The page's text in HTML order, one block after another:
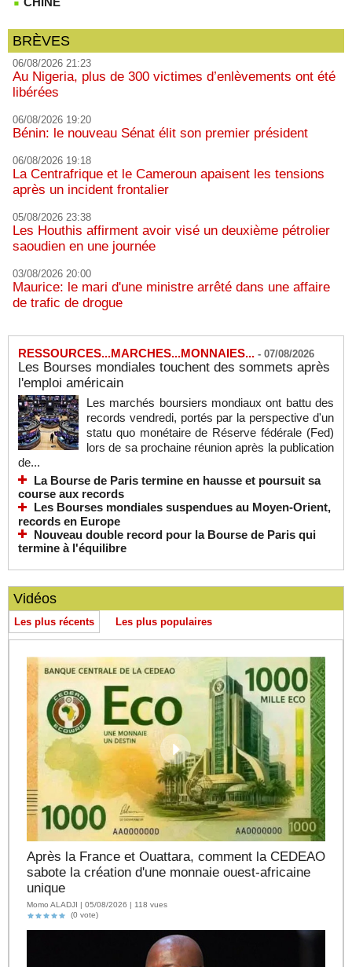
BRÈVES
06/08/2026 21:23
Au Nigeria, plus de 300 victimes d’enlèvements ont été
libérées
06/08/2026 19:20
Bénin: le nouveau Sénat élit son premier président
06/08/2026 19:18
La Centrafrique et le Cameroun apaisent les tensions
après un incident frontalier
05/08/2026 23:38
Les Houthis affirment avoir visé un deuxième pétrolier
saoudien en une journée
03/08/2026 20:00
Maurice: le mari d'une ministre arrêté dans une affaire
de trafic de drogue
RESSOURCES...MARCHES...MONNAIES... - 07/08/2026
Les Bourses mondiales touchent des sommets après
l'emploi américain
Les marchés boursiers mondiaux ont battu des
records vendredi, portés par la perspective d'un
statu quo monétaire de Réserve fédérale (Fed)
lors de sa prochaine réunion après la publication
de...
La Bourse de Paris termine en hausse et poursuit sa
course aux records
Les Bourses mondiales suspendues au Moyen-Orient,
records en Europe
Nouveau double record pour la Bourse de Paris qui
termine à l'équilibre
Vidéos
Les plus récents Les plus populaires
Après la France et Ouattara, comment la CEDEAO
sabote la création d'une monnaie ouest-africaine
unique
Momo ALADJI | 05/08/2026 | 118 vues
(0 vote)